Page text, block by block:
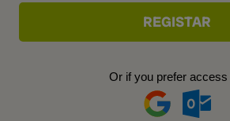
Or if you prefer access